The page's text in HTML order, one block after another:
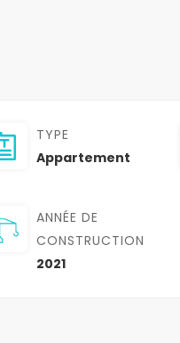
TYPE
Appartement
ANNÉE DE
CONSTRUCTION
2021